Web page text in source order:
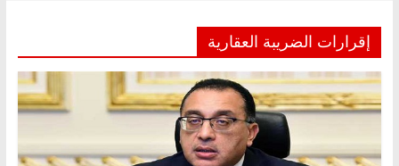
إقرارات الضريبة العقارية